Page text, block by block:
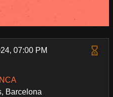
07:00 PM
Barcelona